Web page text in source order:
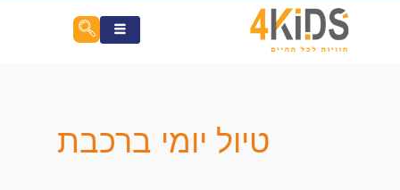
טיול יומי ברכבת